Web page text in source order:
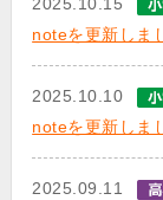
2025.10.15
noteを更新しま
2025.10.10
noteを更新しま
2025.09.11